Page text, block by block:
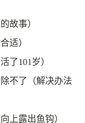
故事）
适）
了101岁）
不了（解决办法
上露出鱼钩）